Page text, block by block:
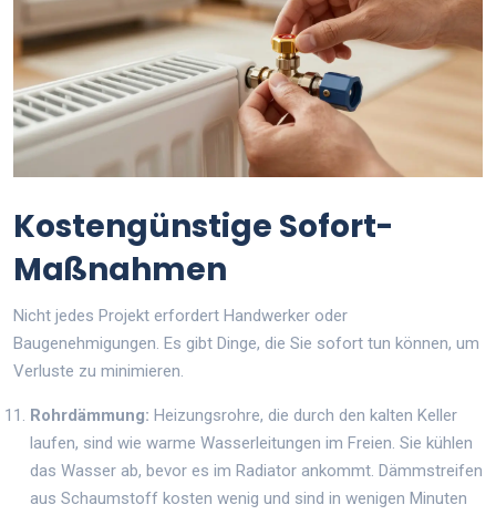
Kostengünstige Sofort-
Maßnahmen
Nicht jedes Projekt erfordert Handwerker oder
Baugenehmigungen. Es gibt Dinge, die Sie sofort tun können, um
Verluste zu minimieren.
Rohrdämmung: Heizungsrohre, die durch den kalten Keller
laufen, sind wie warme Wasserleitungen im Freien. Sie kühlen
das Wasser ab, bevor es im Radiator ankommt. Dämmstreifen
aus Schaumstoff kosten wenig und sind in wenigen Minuten